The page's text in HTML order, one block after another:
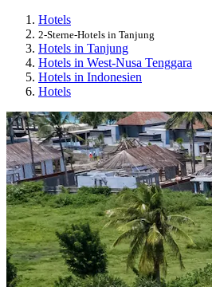
Hotels
2-Sterne-Hotels in Tanjung
Hotels in Tanjung
Hotels in West-Nusa Tenggara
Hotels in Indonesien
Hotels